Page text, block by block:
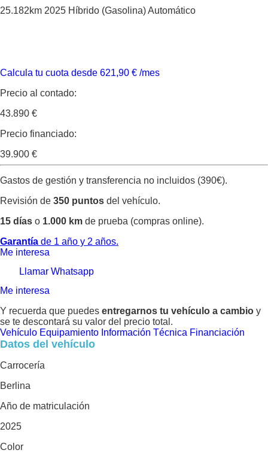
25.182km 2025 Híbrido (Gasolina)Automático
Calcula tu cuota desde 621,90 € /mes
Precio al contado:
43.890 €
Precio financiado:
39.900 €
Gastos de gestión y transferencia no incluidos (390€).
Revisión de 350 puntos del vehículo.
15 días o 1.000 km de prueba (compras online).
Garantía de 1 año y 2 años.
Me interesa
Llamar Whatsapp
Me interesa
Y recuerda que puedes entregarnos tu vehículo a cambio y
se te descontará su valor del precio total.
Vehículo Equipamiento Información Técnica Financiación
Datos del vehículo
Carrocería
Berlina
Año de matriculación
2025
Color